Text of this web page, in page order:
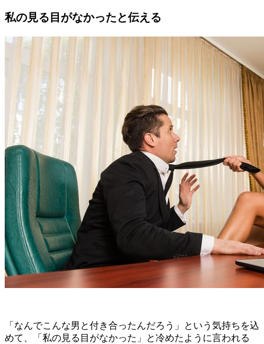
私の見る目がなかったと伝える
「なんでこんな男と付き合ったんだろう」という気持ちを込
めて、「私の見る目がなかった」と冷めたように言われる